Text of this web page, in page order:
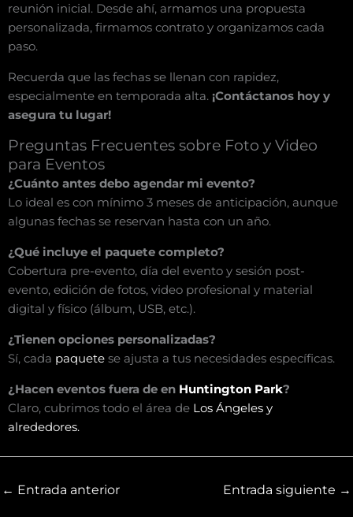
reunión inicial. Desde ahí, armamos una propuesta
personalizada, firmamos contrato y organizamos cada
paso.
Recuerda que las fechas se llenan con rapidez,
especialmente en temporada alta. ¡Contáctanos hoy y
asegura tu lugar!
Preguntas Frecuentes sobre Foto y Video
para Eventos
¿Cuánto antes debo agendar mi evento?
Lo ideal es con mínimo 3 meses de anticipación, aunque
algunas fechas se reservan hasta con un año.
¿Qué incluye el paquete completo?
Cobertura pre-evento, día del evento y sesión post-
evento, edición de fotos, video profesional y material
digital y físico (álbum, USB, etc.).
¿Tienen opciones personalizadas?
Sí, cada paquete se ajusta a tus necesidades específicas.
¿Hacen eventos fuera de en Huntington Park?
Claro, cubrimos todo el área de Los Ángeles y
alrededores.
← Entrada anterior Entrada siguiente →